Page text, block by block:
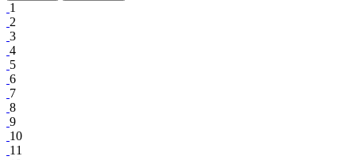
1
2
3
4
5
6
7
8
9
10
11